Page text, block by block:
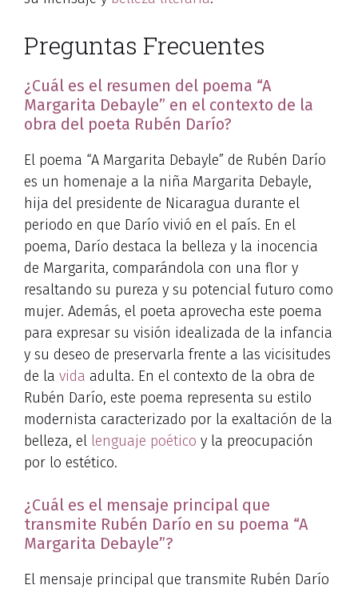
Preguntas Frecuentes
¿Cuál es el resumen del poema “A
Margarita Debayle” en el contexto de la
obra del poeta Rubén Darío?
El poema “A Margarita Debayle” de Rubén Darío
es un homenaje a la niña Margarita Debayle,
hija del presidente de Nicaragua durante el
periodo en que Darío vivió en el país. En el
poema, Darío destaca la belleza y la inocencia
de Margarita, comparándola con una flor y
resaltando su pureza y su potencial futuro como
mujer. Además, el poeta aprovecha este poema
para expresar su visión idealizada de la infancia
y su deseo de preservarla frente a las vicisitudes
de la vida adulta. En el contexto de la obra de
Rubén Darío, este poema representa su estilo
modernista caracterizado por la exaltación de la
belleza, el lenguaje poético y la preocupación
por lo estético.
¿Cuál es el mensaje principal que
transmite Rubén Darío en su poema “A
Margarita Debayle”?
El mensaje principal que transmite Rubén Darío